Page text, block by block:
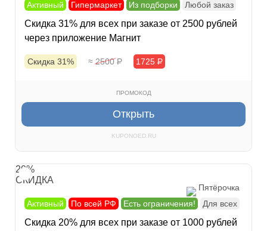
Активный Гипермаркет Из подборки Любой заказ
Скидка 31% для всех при заказе от 2500 рублей
через приложение Магнит
Скидка 31% ≈ 2500Р 1725 Р
ПРОМОКОД
Открыть
KUPONOED.RU
20%
СКИДКА
Пятёрочка
Активный
По всей РФ Есть ограничения! Для всех
Скидка 20% для всех при заказе от 1000 рублей